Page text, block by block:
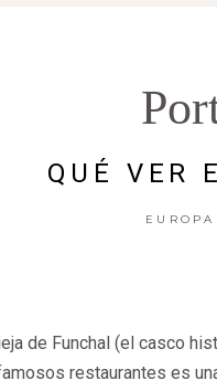
QUÉ VER
EUROPA
de Funchal (el casco
restaurantes es